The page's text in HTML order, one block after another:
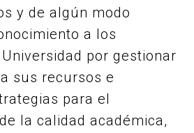
y de algún modo
a los
por gestionar
sus recursos e
para el
la calidad académica,